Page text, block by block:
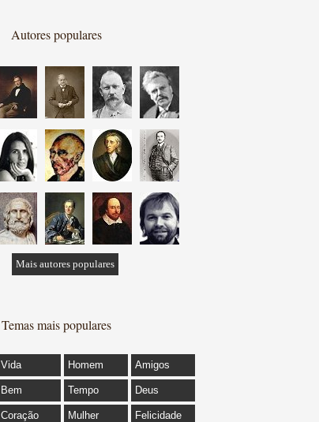
Autores populares
Mais autores populares
Temas mais populares
Vida Homem Amigos
Bem Tempo Deus
Coração Mulher Felicidade